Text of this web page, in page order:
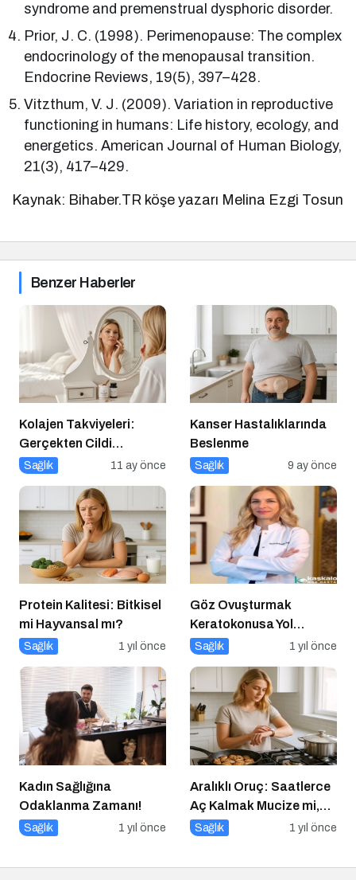
syndrome and premenstrual dysphoric disorder.
Prior, J. C. (1998). Perimenopause: The complex
endocrinology of the menopausal transition.
Endocrine Reviews, 19(5), 397–428.
Vitzthum, V. J. (2009). Variation in reproductive
functioning in humans: Life history, ecology, and
energetics. American Journal of Human Biology,
21(3), 417–429.
Kaynak: Bihaber.TR köşe yazarı Melina Ezgi Tosun
Benzer Haberler
Kolajen Takviyeleri:
Gerçekten Cildi
Gençleştiriyor mu?
Sağlık 11 ay önce
Kanser Hastalıklarında
Beslenme
Sağlık 9 ay önce
Protein Kalitesi: Bitkisel
mi Hayvansal mı?
Sağlık 1 yıl önce
Göz Ovuşturmak
Keratokonusa Yol
Açabilir
Sağlık 1 yıl önce
Kadın Sağlığına
Odaklanma Zamanı!
Sağlık 1 yıl önce
Aralıklı Oruç: Saatlerce
Aç Kalmak Mucize mi,
Geçici Bir Trend Mi?
Sağlık 1 yıl önce